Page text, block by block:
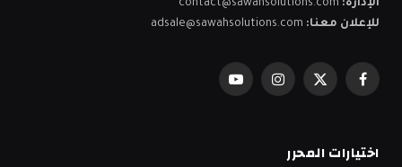
الإدارة: contact@sawahsolutions.com
للإعلان معنا: adsale@sawahsolutions.com
فيسبوكX
الانستغراميوتيوب
اختيارات المحرر